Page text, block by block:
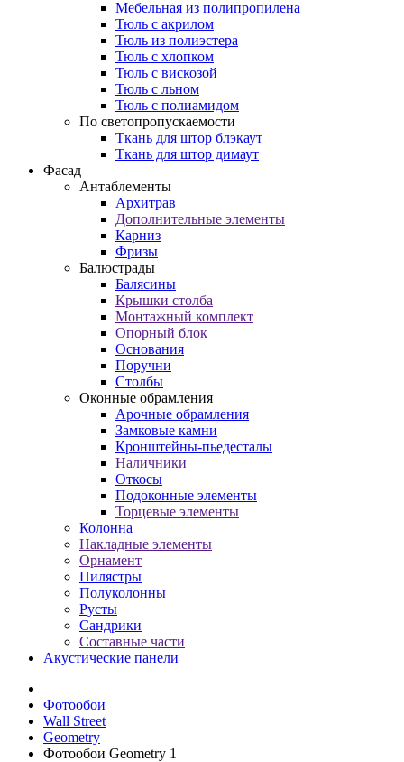
Мебельная из полипропилена
Тюль с акрилом
Тюль из полиэстера
Тюль с хлопком
Тюль с вискозой
Тюль с льном
Тюль с полиамидом
По светопропускаемости
Ткань для штор блэкаут
Ткань для штор димаут
Фасад
Антаблементы
Архитрав
Дополнительные элементы
Карниз
Фризы
Балюстрады
Балясины
Крышки столба
Монтажный комплект
Опорный блок
Основания
Поручни
Столбы
Оконные обрамления
Арочные обрамления
Замковые камни
Кронштейны-пьедесталы
Наличники
Откосы
Подоконные элементы
Торцевые элементы
Колонна
Накладные элементы
Орнамент
Пилястры
Полуколонны
Русты
Сандрики
Составные части
Акустические панели
Фотообои
Wall Street
Geometry
Фотообои Geometry 1